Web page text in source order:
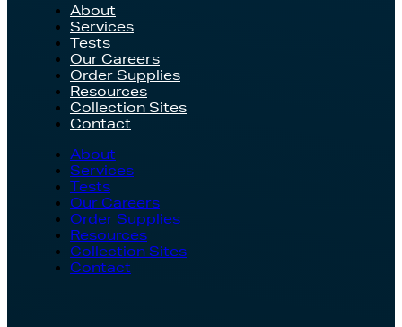
About
Services
Tests
Our Careers
Order Supplies
Resources
Collection Sites
Contact
About
Services
Tests
Our Careers
Order Supplies
Resources
Collection Sites
Contact